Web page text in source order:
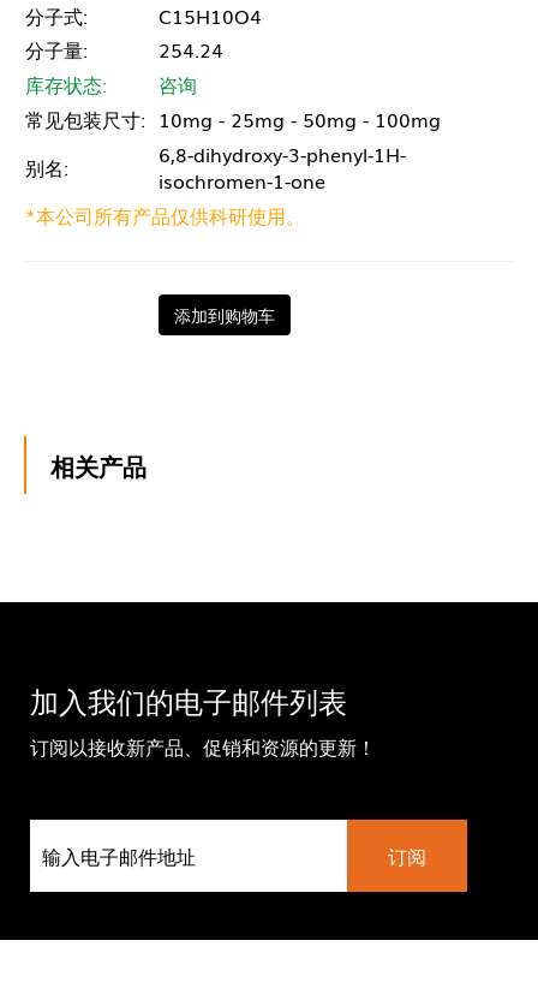
分子式:
C15H10O4
分子量:
254.24
库存状态:
咨询
常见包装尺寸: 10mg - 25mg - 50mg - 100mg
别名:
6,8-dihydroxy-3-phenyl-1H-
isochromen-1-one
*本公司所有产品仅供科研使用。
添加到购物车
相关产品
加入我们的电子邮件列表
订阅以接收新产品、促销和资源的更新！